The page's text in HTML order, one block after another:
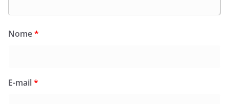
Nome*
E-mail*